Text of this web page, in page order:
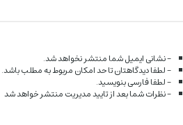
- نشانی ایمیل شما منتشر نخواهد شد.
- لطفا دیدگاهتان تا حد امکان مربوط به مطلب باشد.
- لطفا فارسی بنویسید.
- نظرات شما بعد از تایید مدیریت منتشر خواهد شد